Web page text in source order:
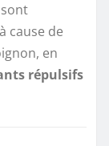
à cause de
en
répulsifs